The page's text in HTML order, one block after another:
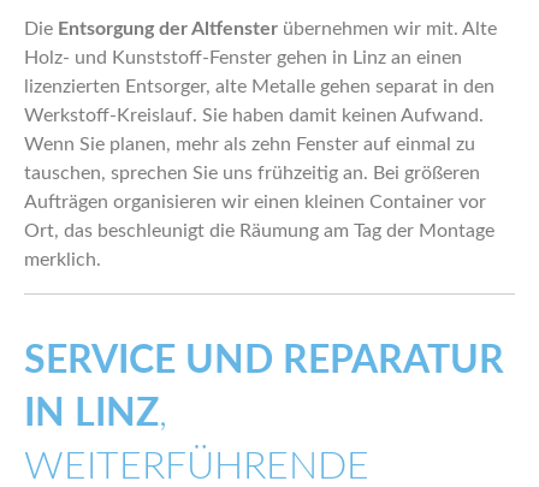
Die Entsorgung der Altfenster übernehmen wir mit. Alte
Holz- und Kunststoff-Fenster gehen in Linz an einen
lizenzierten Entsorger, alte Metalle gehen separat in den
Werkstoff-Kreislauf. Sie haben damit keinen Aufwand.
Wenn Sie planen, mehr als zehn Fenster auf einmal zu
tauschen, sprechen Sie uns frühzeitig an. Bei größeren
Aufträgen organisieren wir einen kleinen Container vor
Ort, das beschleunigt die Räumung am Tag der Montage
merklich.
SERVICE UND REPARATUR
IN LINZ,
WEITERFÜHRENDE